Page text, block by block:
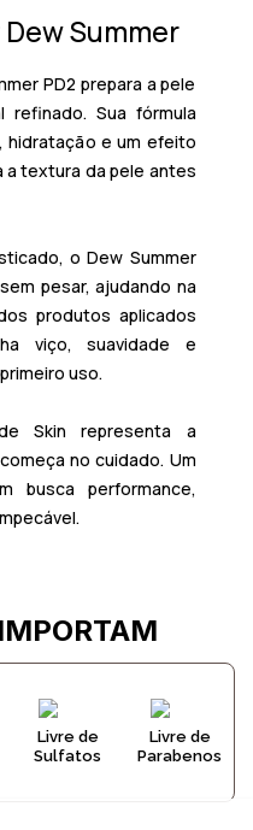
Summer
PD2 prepara a pele
refinado. Sua fórmula
hidratação e um efeito
a textura da pele antes
o Dew Summer
pesar, ajudando na
produtos aplicados
viço, suavidade e
uso.
Skin representa a
no cuidado. Um
busca performance,
Livre de
Sulfatos
Livre de
Parabenos